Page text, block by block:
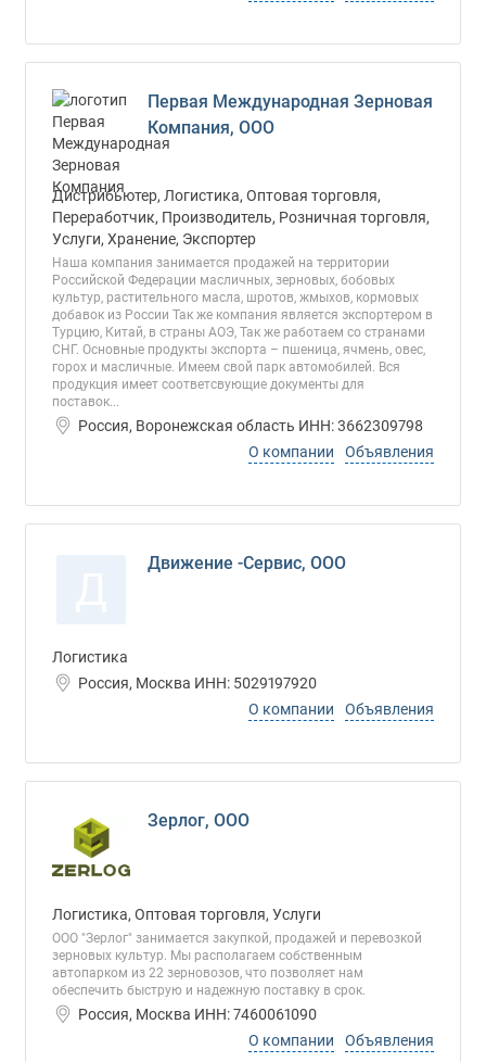
Первая Международная Зерновая
Компания, ООО
Дистрибьютер, Логистика, Оптовая торговля,
Переработчик, Производитель, Розничная торговля,
Услуги, Хранение, Экспортер
Наша компания занимается продажей на территории
Российской Федерации масличных, зерновых, бобовых
культур, растительного масла, шротов, жмыхов, кормовых
добавок из России Так же компания является экспортером в
Турцию, Китай, в страны АОЭ, Так же работаем со странами
СНГ. Основные продукты экспорта – пшеница, ячмень, овес,
горох и масличные. Имеем свой парк автомобилей. Вся
продукция имеет соответсвующие документы для
поставок...
Россия, Воронежская область ИНН: 3662309798
О компании
Объявления
Движение -Сервис, ООО
Логистика
Россия, Москва ИНН: 5029197920
О компании
Объявления
Зерлог, ООО
Логистика, Оптовая торговля, Услуги
ООО "Зерлог" занимается закупкой, продажей и перевозкой
зерновых культур. Мы располагаем собственным
автопарком из 22 зерновозов, что позволяет нам
обеспечить быструю и надежную поставку в срок.
Россия, Москва ИНН: 7460061090
О компании
Объявления